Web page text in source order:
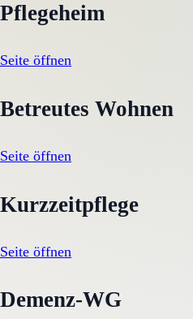
Pflegeheim
Seite öffnen
Betreutes Wohnen
Seite öffnen
Kurzzeitpflege
Seite öffnen
Demenz-WG